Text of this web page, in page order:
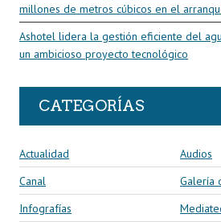
millones de metros cúbicos en el
Ashotel lidera la gestión eficiente del
un ambicioso proyecto tecnológico
CATEGORÍAS
Actualidad
Audios
Canal
Galería
Infografías